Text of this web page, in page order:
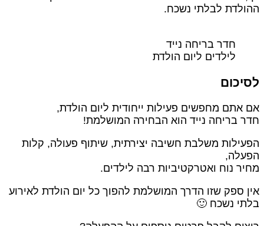
לבלתי נשכח.
חדר בריחה נייד
לילדים ליום הולדת
אתם מחפשים פעילות ייחודית ליום הולדת,
בריחה נייד הוא הבחירה המושלמת!
משלבת חשיבה יצירתית, שיתוף פעולה, קלות
נוח ואטרקטיביות רבה לילדים.
ספק שזו הדרך המושלמת להפוך כל יום הולדת לאירוע
נשכח 🙂